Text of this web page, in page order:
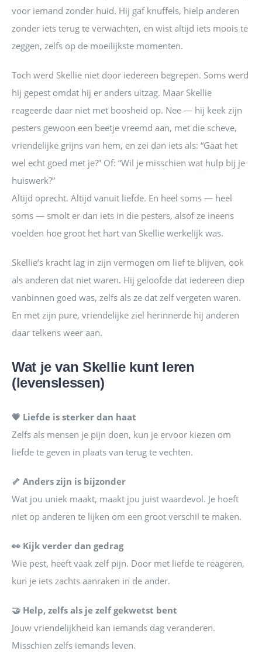
voor iemand zonder huid. Hij gaf knuffels, hielp anderen
zonder iets terug te verwachten, en wist altijd iets moois te
zeggen, zelfs op de moeilijkste momenten.
Toch werd Skellie niet door iedereen begrepen. Soms werd
hij gepest omdat hij er anders uitzag. Maar Skellie
reageerde daar niet met boosheid op. Nee — hij keek zijn
pesters gewoon een beetje vreemd aan, met die scheve,
vriendelijke grijns van hem, en zei dan iets als: “Gaat het
wel echt goed met je?” Of: “Wil je misschien wat hulp bij je
huiswerk?”
Altijd oprecht. Altijd vanuit liefde. En heel soms — heel
soms — smolt er dan iets in die pesters, alsof ze ineens
voelden hoe groot het hart van Skellie werkelijk was.
Skellie’s kracht lag in zijn vermogen om lief te blijven, ook
als anderen dat niet waren. Hij geloofde dat iedereen diep
vanbinnen goed was, zelfs als ze dat zelf vergeten waren.
En met zijn pure, vriendelijke ziel herinnerde hij anderen
daar telkens weer aan.
Wat je van Skellie kunt leren
(levenslessen)
💗 Liefde is sterker dan haat
Zelfs als mensen je pijn doen, kun je ervoor kiezen om
liefde te geven in plaats van terug te vechten.
🦴 Anders zijn is bijzonder
Wat jou uniek maakt, maakt jou juist waardevol. Je hoeft
niet op anderen te lijken om een groot verschil te maken.
👀 Kijk verder dan gedrag
Wie pest, heeft vaak zelf pijn. Door met liefde te reageren,
kun je iets zachts aanraken in de ander.
🤝 Help, zelfs als je zelf gekwetst bent
Jouw vriendelijkheid kan iemands dag veranderen.
Misschien zelfs iemands leven.